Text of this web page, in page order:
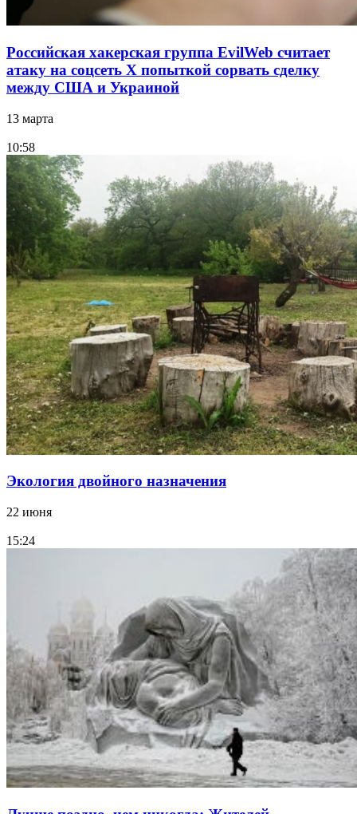
Российская хакерская группа EvilWeb считает
атаку на соцсеть Х попыткой сорвать сделку
между США и Украиной
13 марта
10:58
Экология двойного назначения
22 июня
15:24